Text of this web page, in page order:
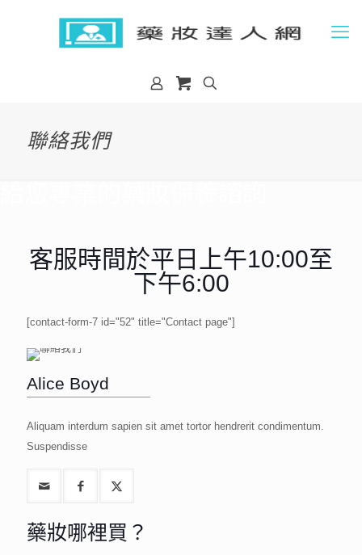
聯絡我們
客服時間於平日上午10:00至
下午6:00
[contact-form-7 id="52" title="Contact page"]
Alice Boyd
Aliquam interdum sapien sit amet tortor hendrerit condimentum.
Suspendisse
藥妝哪裡買？